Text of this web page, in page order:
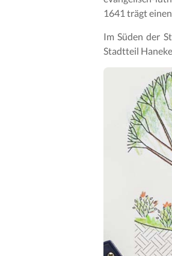
1641 trägt
Im Süden der
Stadtteil